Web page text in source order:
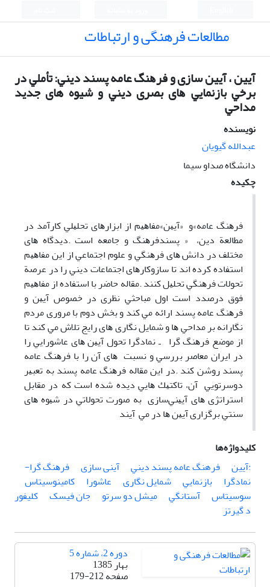
مطالعات فرهنگی و ارتباطات
آیین ، آیین ﺳﺎزی و ﻓﺮﻫﻨﮓ ﻋﺎﻣﻪ ﭘﺴﻨﺪ دﻳﻨﻲ: ﺗﺄﻣﻠﻲ در
ﺑﺮﺧﻲ ﺑﺎزﻧﻤﺎﻳﻲ ﻫﺎی ﺑﺼﺮی دﻳﻨﻲ و شیوه های ﺟﺪﻳﺪ
ﻣﺪاﺣﻲ
نویسنده
عبدالله گیویان
دانشگاه صداو سیما
چکیده
ﻓﺮﻫﻨﮓ ﻋﺎﻣﻪ»و «آﻳﻴﻦ»ﻣﻔﺎﻫﻴﻢ از اﺑﺰارﻫﺎی ﺗﺤﻠﻴﻠﻲ ﻛﺎرآﻣﺪ در
ﻣﻄﺎﻟﻌﺔ دﻳﻦ، « ﭘﺴﻨﺪﻓﺮﻫﻨﮓ و ﺟﺎﻣﻌﻪ اﺳﺖ .دﻳﺪﮔﺎه ﻫﺎی
ﻣﺨﺘﻠﻒ در داﻧﺶ ﻫﺎی ﻓﺮﻫﻨﮕﻲ و ﻋﻠﻮم اﺟﺘﻤﺎﻋﻲ از اﻳﻦ ﻣﻔﺎﻫﻴﻢ
اﺳﺘﻔﺎده ﻛﺮده اﻧﺪ ﺗﺎ ﺳﺎزوﻛﺎرﻫﺎی اﺟﺘﻤﺎﻋﺎت دﻳﻨﻲ را در ﻋﺮﺻﺔ
ﺗﺤﻮﻻت ﻓﺮﻫﻨﮕﻲ ﺗﺤﻠﻴﻞ ﻛﻨﻨﺪ .ﻣﻘﺎﻟﻪ ﺣﺎﺿﺮ ﺑﺎ اﺳﺘﻔﺎده از ﻣﻔﺎﻫﻴﻢ
ﻓﻮق درﺻﺪد اﺳﺖ اول ﻣﺒﺎﺣﺜﻲ ﻧﻈﺮی در ﺧﺼﻮص آﻳﻴﻦ و
ﻓﺮﻫﻨﮓ ﻋﺎﻣﻪ ﭘﺴﻨﺪ اراﺋﻪ ﻣﻲ ﻛﻨﺪ و ﺑﺨﺶ دوم ﺑﺎ ﻣﺮوری ﻣﺮدم
ﻧﮕﺎراﻧﻪ ﺑﺮ ﻣﺪاﺣﻲ ﻫﺎ و ﺷﻤﺎﻳﻞ ﻧﮕﺎری ﻫﺎی راﻳﺞ ﺗﻼش ﻣﻲ ﻛﻨﺪ ﺗﺎ
از ﻣﻮﺿﻊ ﻓﺮﻫﻨﮓ ﮔﺮا ـ ﻧﻤﺎدﮔﺮا ﺗﺤﻮل آﻳﻴﻦ ﻫﺎی ﻋﺎﺷﻮراﻳﻲ را
در اﻳﺮان ﻣﻌﺎﺻﺮ ﺑﺮرﺳﻲ و ﻧﺴﺒﺖ ﻫﺎی آن را ﺑﺎ ﻓﺮﻫﻨﮓ ﻋﺎﻣﻪ
ﭘﺴﻨﺪ روﺷﻦ ﻛﻨﺪ .در اﻳﻦ ﻣﻘﺎﻟﻪ ﻓﺮﻫﻨﮓ ﻋﺎﻣﻪ ﭘﺴﻨﺪ ﺑﻪ ﺗﻌﺒﻴﺮ
دوﺳﺮﺗﻮﻳﻲ آن، ﺗﺎﻛﺘﻴﻚ ﻫﺎﻳﻲ دﻳﺪه ﺷﺪه اﺳﺖ ﻛﻪ در ﻣﻘﺎﺑﻞ
اﺳﺘﺮاﺗﮋی ﻫﺎی آﻳﻴﻨﻲسازی ﺑﻪ ﺻﻮرت ﺗﺤﻮﻻﺗﻲ در ﺷﻴﻮه ﻫﺎی
ﺳﻨﺘﻲ ﺑﺮﮔﺰاری آﻳﻴﻦ ﻫﺎ در ﻣﻲ آﻳﻨﺪ
کلیدواژه‌ها
:آیین
فرهنگ ﻋﺎﻣﻪ ﭘﺴﻨﺪ دﻳﻨﻲ آینی ﺳﺎزی
ﻓﺮﻫﻨﮓ ﮔﺮا-
ﻧﻤﺎدﮔﺮا
ﺑﺎزﻧﻤﺎﻳﻲ ﺷﻤﺎﻳﻞ ﻧﮕﺎری ﻋﺎﺷﻮرا
کامینوسیتاس
سوسیتاس
آﺳﺘﺎﻧﮕﻲ میشل دو ﺳﺮﺗﻮ ﺟﺎن فیسک
کلیفور
د گیرتز
دوره 2، شماره 5
بهار 1385
صفحه179-212